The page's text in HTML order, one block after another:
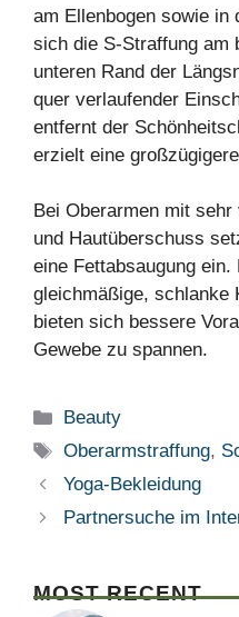
am Ellenbogen sowie in
sich die S-Straffung am
unteren Rand der
quer verlaufender
entfernt der
erzielt eine
Bei Oberarmen mit
und Hautüberschuss
eine Fettabsaugung
gleichmäßige, schlanke
bieten sich bessere
Gewebe zu spannen.
Kategorien
Beauty
Schlagwörter
Oberarmstraffung,
Yoga-Bekleidung
Partnersuche im
MOST RECENT